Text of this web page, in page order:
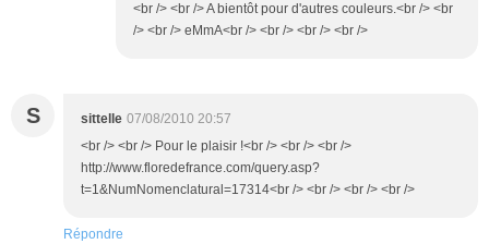
<br /> <br /> A bientôt pour d'autres couleurs.<br /> <br
/> <br /> eMmA<br /> <br /> <br /> <br />
S sittelle 07/08/2010 20:57
<br /> <br /> Pour le plaisir !<br /> <br /> <br />
http://www.floredefrance.com/query.asp?
t=1&NumNomenclatural=17314<br /> <br /> <br /> <br />
Répondre